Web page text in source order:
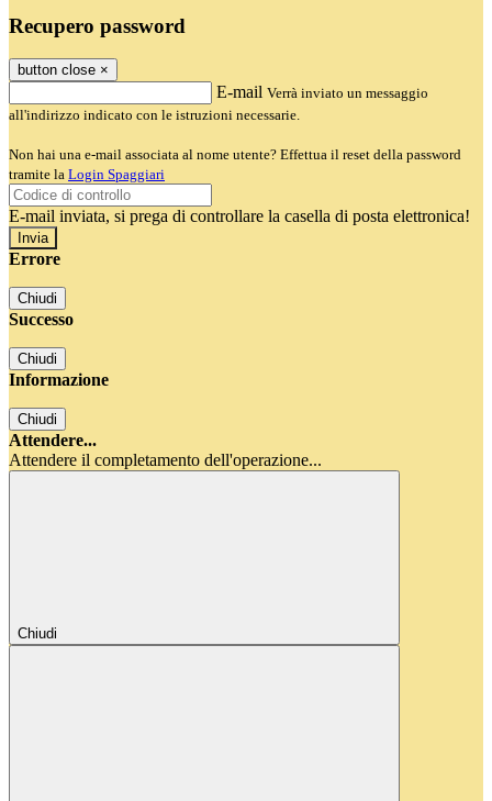
Recupero password
button close ×
E-mail Verrà inviato un messaggio
all'indirizzo indicato con le istruzioni necessarie.
Non hai una e-mail associata al nome utente? Effettua il reset della password
tramite la Login Spaggiari
E-mail inviata, si prega di controllare la casella di posta elettronica!
Errore
Chiudi
Successo
Chiudi
Informazione
Chiudi
Attendere...
Attendere il completamento dell'operazione...
Chiudi